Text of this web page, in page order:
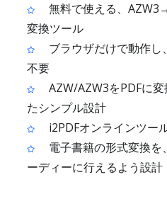
無料で使える、
変換ツール
ブラウザだけで動作
不要
AZW/AZW3をPDFに
たシンプル設計
i2PDFオンラインツー
電子書籍の形式変換
ーディーに行えるよう設計